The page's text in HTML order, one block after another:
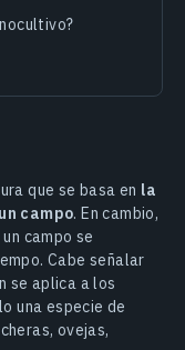
que se basa en la
campo. En cambio,
campo se
Cabe señalar
se aplica a los
una especie de
ovejas,